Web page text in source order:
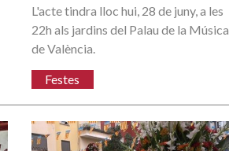
L'acte tindra lloc hui, 28 de juny, a les
22h als jardins del Palau de la Música
de València.
Festes